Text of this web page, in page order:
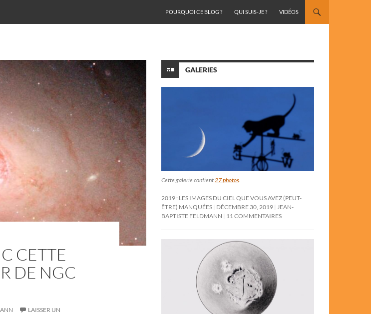
POURQUOI CE BLOG ?
QUI SUIS-JE ? VIDÉOS
CETTE
DE NGC
LAISSER UN
GALERIES
Cette galerie contient27 photos.
2019 : LES IMAGES DU CIEL QUE VOUS AVEZ (PEUT-
ÊTRE) MANQUÉES DÉCEMBRE 30, 2019 JEAN-
BAPTISTE FELDMANN
11 COMMENTAIRES